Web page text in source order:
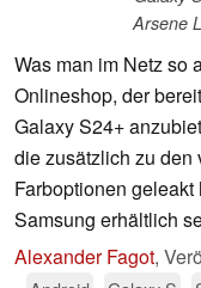
Arsene
Was man im Netz so
Onlineshop, der
Galaxy S24+
die zusätzlich zu den
Farboptionen
Samsung erhältlich
Alexander Fagot,